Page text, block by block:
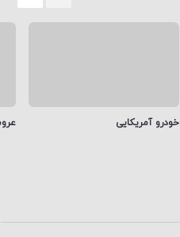
خودرو آمریکایی